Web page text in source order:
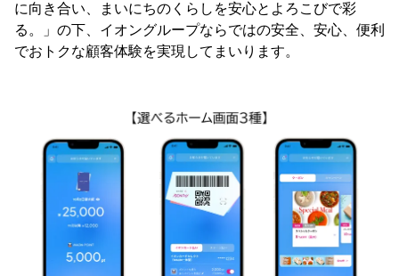
に向き合い、まいにちのくらしを安心とよろこびで彩
る。」の下、イオングループならではの安全、安心、便利
でおトクな顧客体験を実現してまいります。